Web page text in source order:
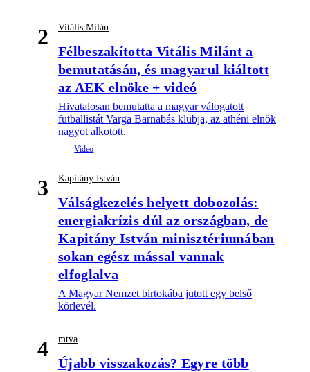
2 Vitális Milán
Félbeszakította Vitális Milánt a
bemutatásán, és magyarul kiáltott
az AEK elnöke + videó
Hivatalosan bemutatta a magyar válogatott
futballistát Varga Barnabás klubja, az athéni elnök
nagyot alkotott.
3 Kapitány István
Válságkezelés helyett dobozolás:
energiakrízis dúl az országban, de
Kapitány István minisztériumában
sokan egész mással vannak
elfoglalva
A Magyar Nemzet birtokába jutott egy belső
körlevél.
4 mtva
Újabb visszakozás? Egyre több